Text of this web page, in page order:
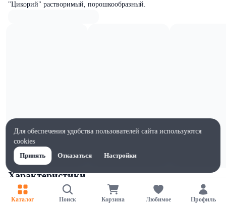
"Цикорий" растворимый, порошкообразный.
Характеристики
Жиры на 100г, г
2.1
Каталог Поиск Корзина Любимое Профиль
Для обеспечения удобства пользователей сайта используются
cookies
Принять
Отказаться Настройки